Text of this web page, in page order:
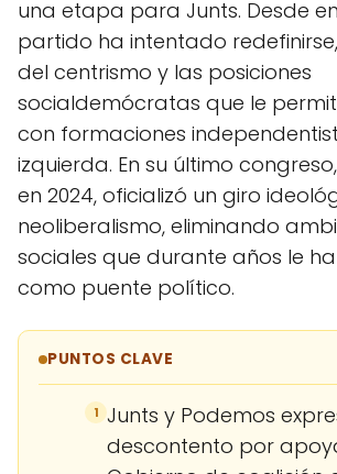
una etapa para Junts. Desde
partido ha intentado
del centrismo y las posiciones
socialdemócratas que le
con formaciones
izquierda. En su último
en 2024, oficializó un giro
neoliberalismo, eliminando
sociales que durante años le
como puente político.
PUNTOS CLAVE
1 Junts y Podemos
descontento por